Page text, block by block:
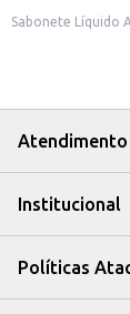
Sabonete Líquido
Atendimento
Institucional
Políticas